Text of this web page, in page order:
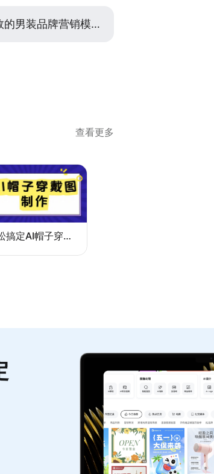
营销模板，统一视觉与提升效率
查看更多
轻松搞定AI帽子穿戴图，美图设计室电商主图教程